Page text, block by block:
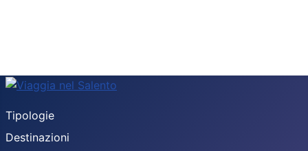
Tipologie
Destinazioni